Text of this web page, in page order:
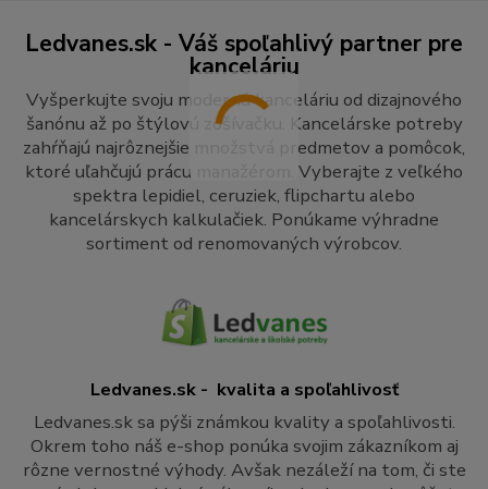
Ledvanes.sk - Váš spoľahlivý partner pre
kanceláriu
Vyšperkujte svoju modernú kanceláriu od dizajnového
šanónu až po štýlovú zošívačku. Kancelárske potreby
zahŕňajú najrôznejšie množstvá predmetov a pomôcok,
ktoré uľahčujú prácu manažérom. Vyberajte z veľkého
spektra lepidiel, ceruziek, flipchartu alebo
kancelárskych kalkulačiek. Ponúkame výhradne
sortiment od renomovaných výrobcov.
Ledvanes.sk - kvalita a spoľahlivosť
Ledvanes.sk sa pýši známkou kvality a spoľahlivosti.
Okrem toho náš e-shop ponúka svojim zákazníkom aj
rôzne vernostné výhody. Avšak nezáleží na tom, či ste